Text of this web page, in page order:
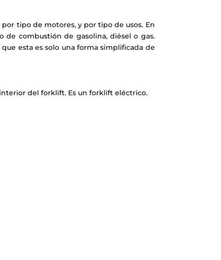
tipo de motores, y por tipo de usos. En
de combustión de gasolina, diésel o gas.
esta es solo una forma simplificada de
del forklift. Es un forklift eléctrico.